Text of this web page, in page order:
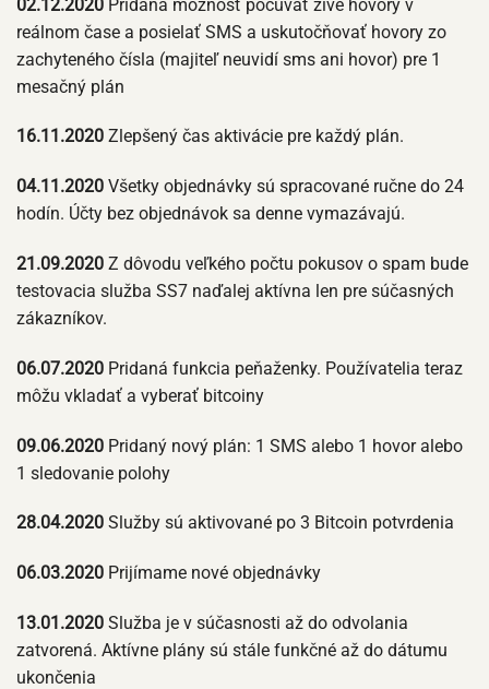
02.12.2020 Pridaná možnosť počúvať živé hovory v
reálnom čase a posielať SMS a uskutočňovať hovory zo
zachyteného čísla (majiteľ neuvidí sms ani hovor) pre 1
mesačný plán
16.11.2020 Zlepšený čas aktivácie pre každý plán.
04.11.2020 Všetky objednávky sú spracované ručne do 24
hodín. Účty bez objednávok sa denne vymazávajú.
21.09.2020 Z dôvodu veľkého počtu pokusov o spam bude
testovacia služba SS7 naďalej aktívna len pre súčasných
zákazníkov.
06.07.2020 Pridaná funkcia peňaženky. Používatelia teraz
môžu vkladať a vyberať bitcoiny
09.06.2020 Pridaný nový plán: 1 SMS alebo 1 hovor alebo
1 sledovanie polohy
28.04.2020 Služby sú aktivované po 3 Bitcoin potvrdenia
06.03.2020 Prijímame nové objednávky
13.01.2020 Služba je v súčasnosti až do odvolania
zatvorená. Aktívne plány sú stále funkčné až do dátumu
ukončenia